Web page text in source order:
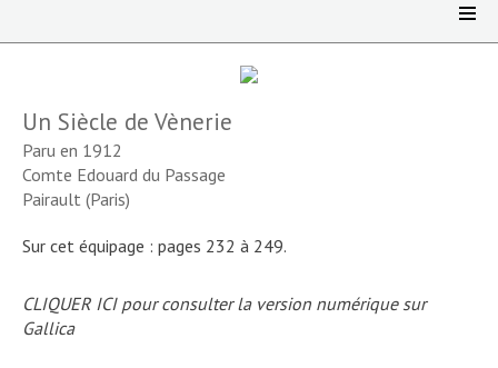
Un Siècle de Vènerie
Paru en 1912
Comte Edouard du Passage
Pairault (Paris)
Sur cet équipage : pages 232 à 249.
CLIQUER ICI pour consulter la version numérique sur
Gallica